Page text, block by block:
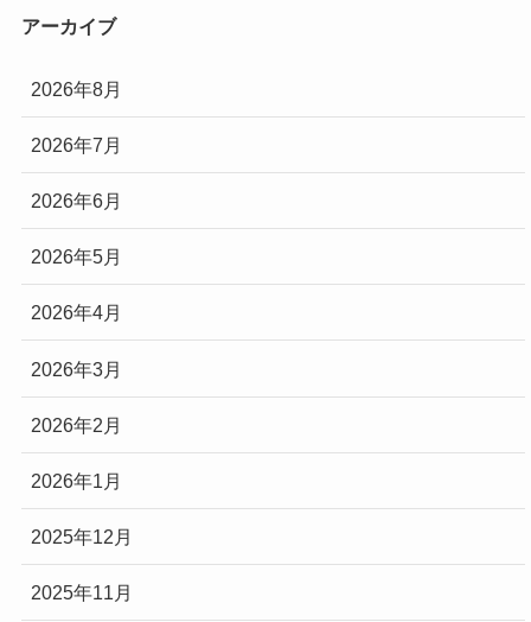
アーカイブ
2026年8月
2026年7月
2026年6月
2026年5月
2026年4月
2026年3月
2026年2月
2026年1月
2025年12月
2025年11月